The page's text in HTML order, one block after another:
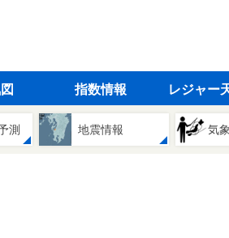
指数情報 レジャー
測 地震情報 気